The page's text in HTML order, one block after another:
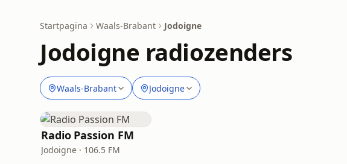
Startpagina Waals-Brabant Jodoigne
Jodoigne radiozenders
Waals-Brabant Jodoigne
Radio Passion FM
Jodoigne · 106.5 FM